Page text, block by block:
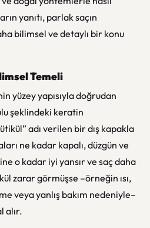
yanıtı, parlak saçın
bilimsel ve detaylı bir konu
Temeli
yüzey yapısıyla doğrudan
şeklindeki keratin
adı verilen bir dış kapakla
ne kadar kapalı, düzgün ve
o kadar iyi yansır ve saç daha
zarar görmüşse –örneğin ısı,
veya yanlış bakım nedeniyle–
alır.